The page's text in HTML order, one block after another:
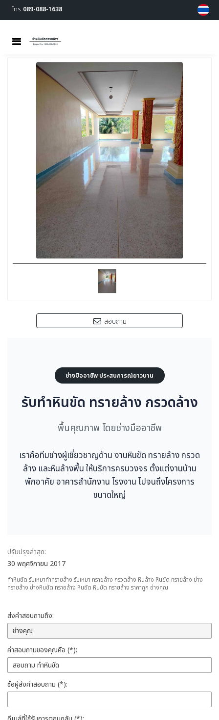
โทร 089-088-1638
MENU
สอบถาม
ช่างมืออาชีพ ประสบการณ์ยาวนาน
รับทำหินขัด ทรายล้าง กรวดล้าง
พื้นคุณภาพ โดยช่างมืออาชีพ
เราคือทีมช่างผู้เชี่ยวชาญด้าน งานหินขัด ทรายล้าง กรวด
ล้าง และหินล้างพื้น ให้บริการครบวงจร ตั้งแต่งานบ้าน
พักอาศัย อาคารสำนักงาน โรงงาน ไปจนถึงโครงการ
ขนาดใหญ่
ปรับปรุงล่าสุด:
30 พฤศจิกายน 2017
ทำหินขัด รับเหมาทำทรายล้าง รับเหมา ทรายล้าง กรวดล้าง หินล้าง หินขัด ทรายล้าง ช่าง
ทรายล้าง ช่างหินขัด ทรายล้าง หินขัด หินขัด ทรายล้าง ราคาถูก ช่างคุณ
ส่งคำสอบถามถึง:
คำสอบถามของคุณคือ (*):
ชื่อผู้ส่งคำสอบถาม (*):